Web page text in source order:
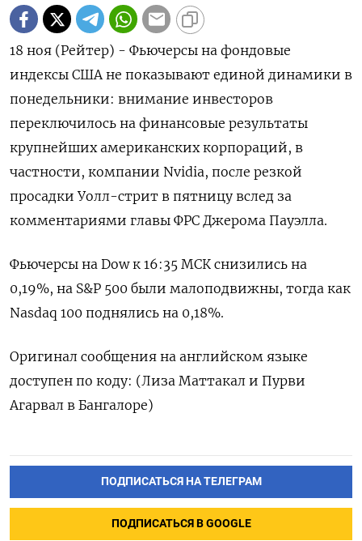
18 ноя (Рейтер) - Фьючерсы на фондовые
индексы США не показывают единой динамики в
понедельники: внимание инвесторов
переключилось на финансовые результаты
крупнейших американских корпораций, в
частности, компании Nvidia, после резкой
просадки Уолл-стрит в пятницу вслед за
комментариями главы ФРС Джерома Пауэлла.
Фьючерсы на Dow к 16:35 МСК снизились на
0,19%, на S&P 500 были малоподвижны, тогда как
Nasdaq 100 поднялись на 0,18%.
Оригинал сообщения на английском языке
доступен по коду: (Лиза Маттакал и Пурви
Агарвал в Бангалоре)
ПОДПИСАТЬСЯ НА ТЕЛЕГРАМ
ПОДПИСАТЬСЯ В GOOGLE